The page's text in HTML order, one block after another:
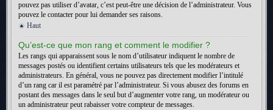
pouvez pas utiliser d’avatar, c’est peut-être une décision de l’administrateur. Vous
pouvez le contacter pour lui demander ses raisons.
Haut
Qu’est-ce que mon rang et comment le modifier ?
Les rangs qui apparaissent sous le nom d’utilisateur indiquent le nombre de
messages postés ou identifient certains utilisateurs tels que les modérateurs et
administrateurs. En général, vous ne pouvez pas directement modifier l’intitulé
d’un rang car il est paramétré par l’administrateur. Si vous abusez des forums en
postant des messages dans le seul but d’augmenter votre rang, un modérateur ou
un administrateur peut rabaisser votre compteur de messages.